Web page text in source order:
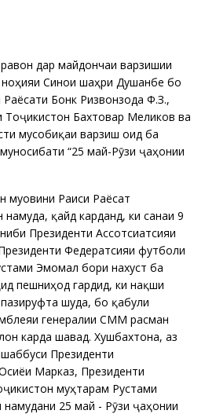
дар майдончаи варзишии
Синои шаҳри Душанбе бо
Бонк Ризвонзода Ф.З.,
Тоҷикистон Бахтовар Меликов ва
мусобиқаи варзишӣ оид ба
“25 май-Рӯзи ҷаҳонии
муовини Раиси Раёсат
намуда, қайд карданд, ки санаи 9
Президенти Ассотсиатсияи
Федератсияи футболи
Эмомалӣ бори нахуст ба
пешниҳод гардид, ки нақши
шуда, бо қабули
генералии СММ расман
карда шавад. Хушбахтона, аз
Президенти
Марказӣ, Президенти
муҳтарам Рустами
25 май - Рӯзи ҷаҳонии